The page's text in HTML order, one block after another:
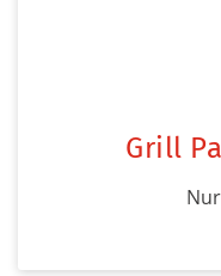
Grill